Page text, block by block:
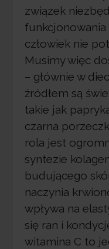
związek
człowiek nie
Musimy więc
– głównie w
źródłem są
takie jak
czarna
rola jest
syntezie
budującego
naczynia
wpływa na
się ran i
witamina C to